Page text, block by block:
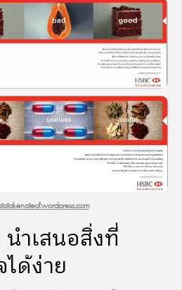
ำเสนอสิ่งที่
ได้ง่าย